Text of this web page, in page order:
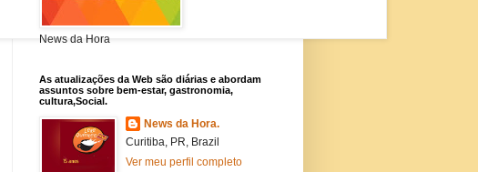
News da Hora
As atualizações da Web são diárias e abordam
assuntos sobre bem-estar, gastronomia,
cultura,Social.
News da Hora.
Curitiba, PR, Brazil
Ver meu perfil completo